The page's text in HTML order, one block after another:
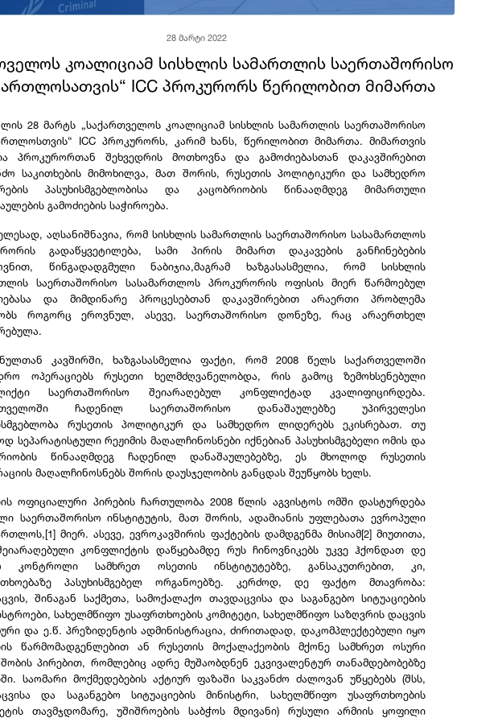
28 მარტი 2022
ᲙᲝᲐᲚᲘᲪᲘᲐᲛ ᲡᲘᲡᲮᲚᲘᲡ ᲡᲐᲛᲐᲠᲗᲚᲘᲡ ᲡᲐᲔᲠᲗᲐᲨᲝᲠᲘᲡᲝ
ICC ᲞᲠᲝᲙᲣᲠᲝᲠᲡ ᲬᲔᲠᲘᲚᲝᲑᲘᲗ ᲛᲘᲛᲐᲠᲗᲐ
28 მარტს „საქართველოს კოალიციამ სისხლის სამართლის საერთაშორისო
ICC პროკურორს, კარიმ ხანს, წერილობით მიმართა. მიმართვის
პროკურორთან შეხვედრის მოთხოვნა და გამოძიებასთან დაკავშირებით
საკითხების მიმოხილვა, მათ შორის, რუსეთის პოლიტიკური და სამხედრო
პასუხისმგებლობისა და კაცობრიობის წინააღმდეგ მიმართული
გამოძიების საჭიროება.
აღსანიშნავია, რომ სისხლის სამართლის საერთაშორისო სასამართლოს
გადაწყვეტილება, სამი პირის მიმართ დაკავების განჩინებების
წინგადადგმული ნაბიჯია,მაგრამ ხაზგასასმელია, რომ სისხლის
საერთაშორისო სასამართლოს პროკურორის ოფისის მიერ წარმოებულ
და მიმდინარე პროცესებთან დაკავშირებით არაერთი პრობლემა
როგორც ეროვნულ, ასევე, საერთაშორისო დონეზე, რაც არაერთხელ
კავშირში, ხაზგასასმელია ფაქტი, რომ 2008 წელს საქართველოში
ოპერაციებს რუსეთი ხელმძღვანელობდა, რის გამოც ზემოხსენებული
საერთაშორისო შეიარაღებულ კონფლიქტად კვალიფიცირდება.
ჩადენილ საერთაშორისო დანაშაულებზე უპირველესი
რუსეთის პოლიტიკურ და სამხედრო ლიდერებს ეკისრებათ. თუ
სეპარატისტული რეჟიმის მაღალჩინოსნები იქნებიან პასუხისმგებელი ომის და
წინააღმდეგ ჩადენილ დანაშაულებებზე, ეს მხოლოდ რუსეთის
მაღალჩინოსნებს შორის დაუსჯელობის განცდას შეუწყობს ხელს.
ოფიციალური პირების ჩართულობა 2008 წლის აგვისტოს ომში დასტურდება
საერთაშორისო ინსტიტუტის, მათ შორის, ადამიანის უფლებათა ევროპული
მიერ. ასევე, ევროკავშირის ფაქტების დამდგენმა მისიამ[2] მიუთითა,
კონფლიქტის დაწყებამდე რუს ჩინოვნიკებს უკვე ჰქონდათ დე
კონტროლი სამხრეთ ოსეთის ინსტიტუტებზე, განსაკუთრებით, კი,
პასუხისმგებელ ორგანოებზე. კერძოდ, დე ფაქტო მთავრობა:
შინაგან საქმეთა, სამოქალაქო თავდაცვისა და საგანგებო სიტუაციების
სახელმწიფო უსაფრთხოების კომიტეტი, სახელმწიფო საზღვრის დაცვის
და ე.წ. პრეზიდენტის ადმინისტრაცია, ძირითადად, დაკომპლექტებული იყო
წარმომადგენლებით ან რუსეთის მოქალაქეობის მქონე სამხრეთ ოსური
პირებით, რომლებიც ადრე მუშაობდნენ ეკვივალენტურ თანამდებობებზე
საომარი მოქმედებების აქტიურ ფაზაში საკვანძო ძალოვან უწყებებს (შსს,
და საგანგებო სიტუაციების მინისტრი, სახელმწიფო უსაფრთხოების
თავმჯდომარე, უშიშროების საბჭოს მდივანი) რუსული არმიის ყოფილი